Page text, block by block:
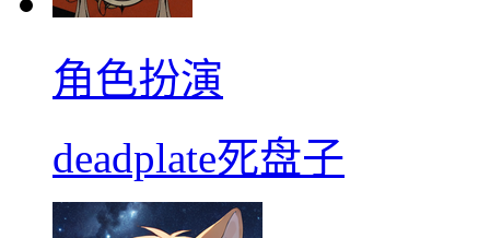
角色扮演
deadplate死盘子